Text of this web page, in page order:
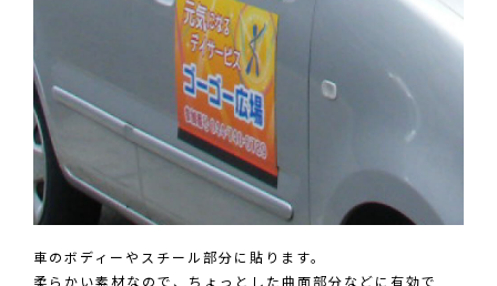
車のボディーやスチール部分に貼ります。